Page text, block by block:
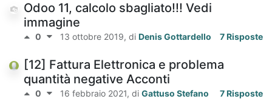
Odoo 11, calcolo sbagliato!!! Vedi
immagine
0 13 ottobre 2019, di Denis Gottardello 7 Risposte
[12] Fattura Elettronica e problema
quantità negative Acconti
0 16 febbraio 2021, di Gattuso Stefano 7 Risposte